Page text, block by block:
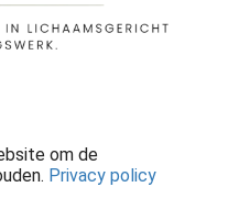
om de
Privacy policy